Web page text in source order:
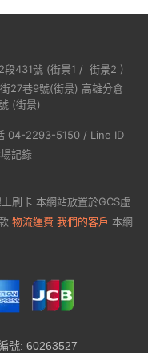
段431號 (街景1 / 街景2 )
27巷9號(街景) 高雄分倉
(街景)
04-2293-5150 / Line ID
記錄
刷卡 本網站放置於GCS虛
物流運費 我們的客戶 本網
號: 60263527